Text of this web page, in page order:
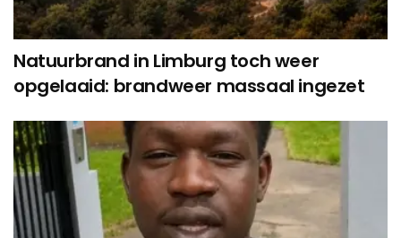
Natuurbrand in Limburg toch weer
opgelaaid: brandweer massaal ingezet